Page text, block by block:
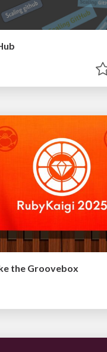
the Groovebox